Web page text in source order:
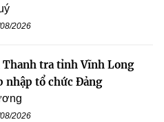
2026
Thanh tra tỉnh Vĩnh Long
nhập tổ chức Đảng
2026